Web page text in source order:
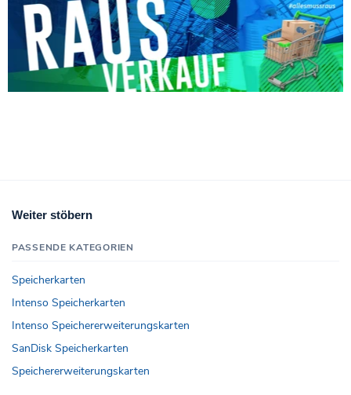
Weiter stöbern
PASSENDE KATEGORIEN
Speicherkarten
Intenso Speicherkarten
Intenso Speichererweiterungskarten
SanDisk Speicherkarten
Speichererweiterungskarten